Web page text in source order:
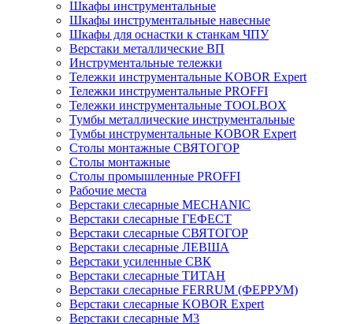
Шкафы инструментальные
Шкафы инструментальные навесные
Шкафы для оснастки к станкам ЧПУ
Верстаки металлические ВП
Инструментальные тележки
Тележки инструментальные KOBOR Expert
Тележки инструментальные PROFFI
Тележки инструментальные TOOLBOX
Тумбы металлические инструментальные
Тумбы инструментальные KOBOR Expert
Столы монтажные СВЯТОГОР
Столы монтажные
Столы промышленные PROFFI
Рабочие места
Верстаки слесарные MECHANIC
Верстаки слесарные ГЕФЕСТ
Верстаки слесарные СВЯТОГОР
Верстаки слесарные ЛЕВША
Верстаки усиленные СВК
Верстаки слесарные ТИТАН
Верстаки слесарные FERRUM (ФЕРРУМ)
Верстаки слесарные KOBOR Expert
Верстаки слесарные М3